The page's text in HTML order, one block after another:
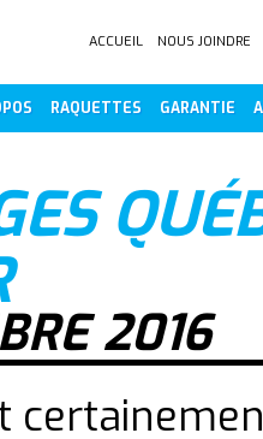
ACCUEIL NOUS JOINDRE
RAQUETTES GARANTIE
2016